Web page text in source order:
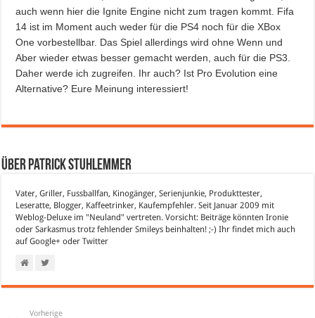
auch wenn hier die Ignite Engine nicht zum tragen kommt. Fifa
14 ist im Moment auch weder für die PS4 noch für die XBox
One vorbestellbar. Das Spiel allerdings wird ohne Wenn und
Aber wieder etwas besser gemacht werden, auch für die PS3.
Daher werde ich zugreifen. Ihr auch? Ist Pro Evolution eine
Alternative? Eure Meinung interessiert!
Über Patrick Stuhlemmer
Vater, Griller, Fussballfan, Kinogänger, Serienjunkie, Produkttester,
Leseratte, Blogger, Kaffeetrinker, Kaufempfehler. Seit Januar 2009 mit
Weblog-Deluxe im "Neuland" vertreten. Vorsicht: Beiträge könnten Ironie
oder Sarkasmus trotz fehlender Smileys beinhalten! ;-) Ihr findet mich auch
aufGoogle+ oderTwitter
Vorherige